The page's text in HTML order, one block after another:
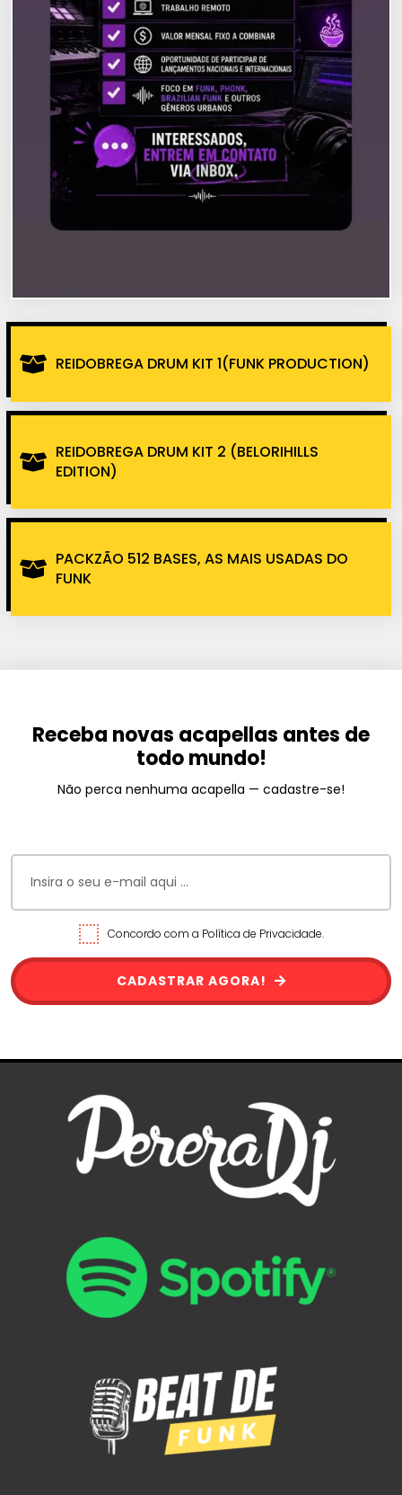
REIDOBREGA DRUM KIT 1(FUNK PRODUCTION)
REIDOBREGA DRUM KIT 2 (BELORIHILLS
EDITION)
PACKZÃO 512 BASES, AS MAIS USADAS DO
FUNK
Receba novas acapellas antes de
todo mundo!
Não perca nenhuma acapella — cadastre-se!
Concordo com a Política de Privacidade.
CADASTRAR AGORA!